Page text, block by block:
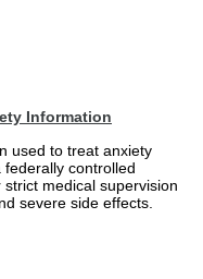
Information
used to treat anxiety
controlled
medical supervision
severe side effects.